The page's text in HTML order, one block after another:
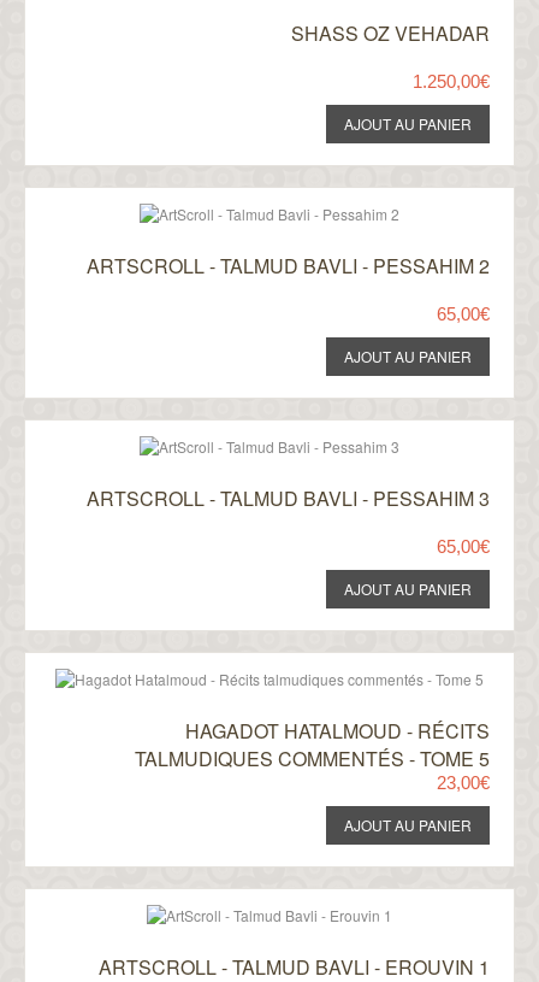
SHASS OZ VEHADAR
1.250,00€
ARTSCROLL - TALMUD BAVLI - PESSAHIM 2
65,00€
ARTSCROLL - TALMUD BAVLI - PESSAHIM 3
65,00€
HAGADOT HATALMOUD - RÉCITS
TALMUDIQUES COMMENTÉS - TOME 5
23,00€
ARTSCROLL - TALMUD BAVLI - EROUVIN 1